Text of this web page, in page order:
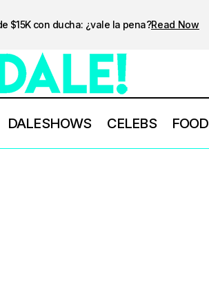
$15K con ducha: ¿vale la pena?Read Now
DALESHOWS CELEBS FOOD